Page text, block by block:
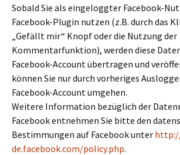
Sobald Sie als eingeloggter Facebook-
Facebook-Plugin nutzen (z.B. durch das
„Gefällt mir“ Knopf oder die Nutzung der
Kommentarfunktion), werden diese
Facebook-Account übertragen und
können Sie nur durch vorheriges
Facebook-Account umgehen.
Weitere Information bezüglich der
Facebook entnehmen Sie bitte den
Bestimmungen auf Facebook unter
de.facebook.com/policy.php.